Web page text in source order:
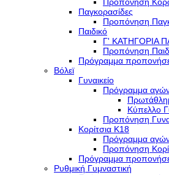
Παγκορασίδες
Προπόνηση
Παιδικό
Γ' ΚΑΤΗΓΟΡΙΑ
Προπόνηση
Πρόγραμμα
Βόλεϊ
Γυναικείο
Πρόγραμμα
Κύπελλο
Προπόνηση
Κορίτσια Κ18
Πρόγραμμα
Προπόνηση
Πρόγραμμα
Ρυθμική Γυμναστική